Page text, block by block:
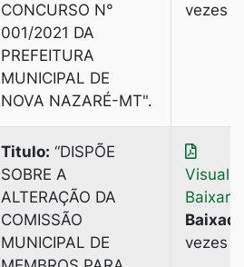
CONCURSO N°
001/2021 DA
PREFEITURA
MUNICIPAL DE
NOVA NAZARÉ-MТ".
vezes
Titulo: “DISPÕE
SOBRE A
ALTERAÇÃO DA
COMISSÃO
MUNICIPAL DE
Baixar
vezes